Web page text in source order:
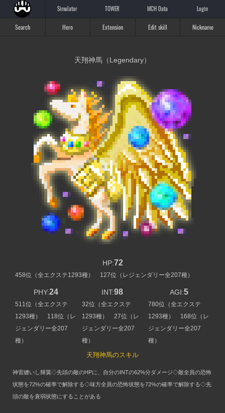
Simulator TOWER MCH Data Login
Search Hero Extension Edit skill Nickname
天翔神馬（Legendary）
HP:72
458位（全エクステ1293種） 127位（レジェンダリー全207種）
PHY:24
511位（全エクステ
1293種） 118位（レ
ジェンダリー全207
種）
INT:98
32位（全エクステ
1293種） 27位（レ
ジェンダリー全207
種）
AGI:5
780位（全エクステ
1293種） 168位（レ
ジェンダリー全207
種）
天翔神馬のスキル
神雷纏いし輝翼◇先頭の敵のHPに、自分のINTの62%分ダメージ◇敵全員の恐怖
状態を72%の確率で解除する◇味方全員の恐怖状態を72%の確率で解除する◇先
頭の敵を衰弱状態にすることがある